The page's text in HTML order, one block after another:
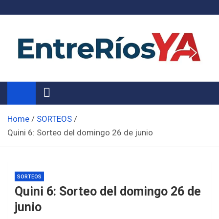
Noticias de Entre Ríos
Información de toda la provincia ahora
Home
SORTEOS
Quini 6: Sorteo del domingo 26 de junio
SORTEOS
Quini 6: Sorteo del domingo 26 de
junio